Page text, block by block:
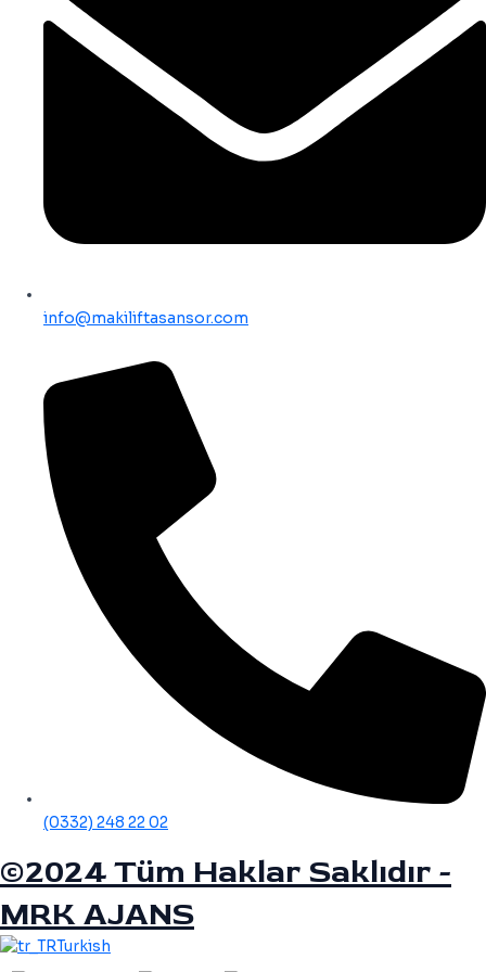
info@makiliftasansor.com
(0332) 248 22 02
©2024 Tüm Haklar Saklıdır -
MRK AJANS
Turkish